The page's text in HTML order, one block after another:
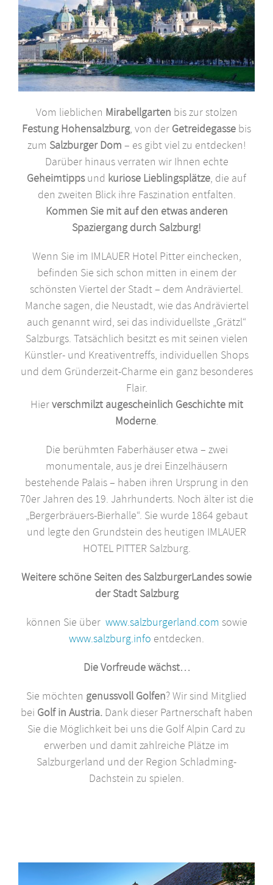
Vom lieblichen Mirabellgarten bis zur stolzen
Festung Hohensalzburg, von der Getreidegasse bis
zum Salzburger Dom – es gibt viel zu entdecken!
Darüber hinaus verraten wir Ihnen echte
Geheimtippsund kuriose Lieblingsplätze, die auf
den zweiten Blick ihre Faszination entfalten.
Kommen Sie mit auf den etwas anderen
Spaziergang durch Salzburg!
Wenn Sie im IMLAUER Hotel Pitter einchecken,
befinden Sie sich schon mitten in einem der
schönsten Viertel der Stadt – dem Andräviertel.
Manche sagen, die Neustadt, wie das Andräviertel
auch genannt wird, sei das individuellste „Grätzl“
Salzburgs. Tatsächlich besitzt es mit seinen vielen
Künstler- und Kreativentreffs, individuellen Shops
und dem Gründerzeit-Charme ein ganz besonderes
Flair.
Hierverschmilzt augescheinlich Geschichte mit
Moderne.
Die berühmten Faberhäuser etwa – zwei
monumentale, aus je drei Einzelhäusern
bestehende Palais – haben ihren Ursprung in den
70er Jahren des 19. Jahrhunderts. Noch älter ist die
„Bergerbräuers-Bierhalle“. Sie wurde 1864 gebaut
und legte den Grundstein des heutigen IMLAUER
HOTEL PITTER Salzburg.
Weitere schöne Seiten des SalzburgerLandes sowie
der Stadt Salzburg
können Sie über www.salzburgerland.com sowie
www.salzburg.info entdecken.
Die Vorfreude wächst…
Sie möchten genussvoll Golfen? Wir sind Mitglied
bei Golf in Austria. Dank dieser Partnerschaft haben
Sie die Möglichkeit bei uns die Golf Alpin Card zu
erwerben und damit zahlreiche Plätze im
Salzburgerland und der Region Schladming-
Dachstein zu spielen.